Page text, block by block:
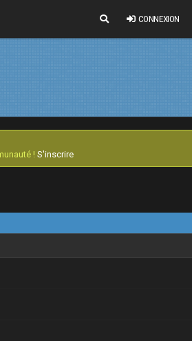
CONNEXION
! S'inscrire